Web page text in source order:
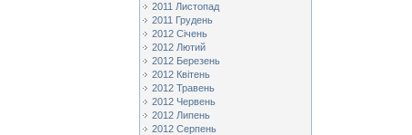
2011 Листопад
2011 Грудень
2012 Січень
2012 Лютий
2012 Березень
2012 Квітень
2012 Травень
2012 Червень
2012 Липень
2012 Серпень